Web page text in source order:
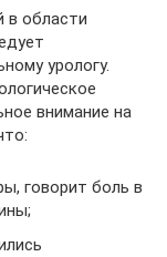
в области
урологу.
внимание на
говорит боль в